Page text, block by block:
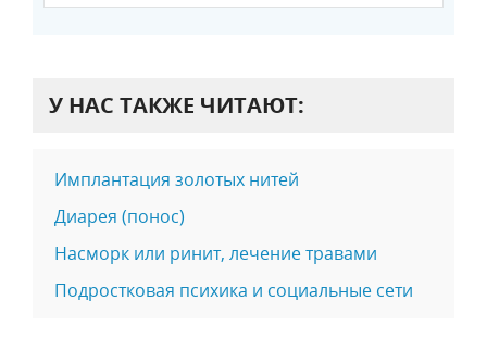
У НАС ТАКЖЕ ЧИТАЮТ:
Имплантация золотых нитей
Диарея (понос)
Насморк или ринит, лечение травами
Подростковая психика и социальные сети